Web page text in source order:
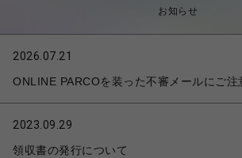
お知らせ
2026.07.21
ONLINE PARCOを装った不審メールにご注
2023.09.29
領収書の発行について